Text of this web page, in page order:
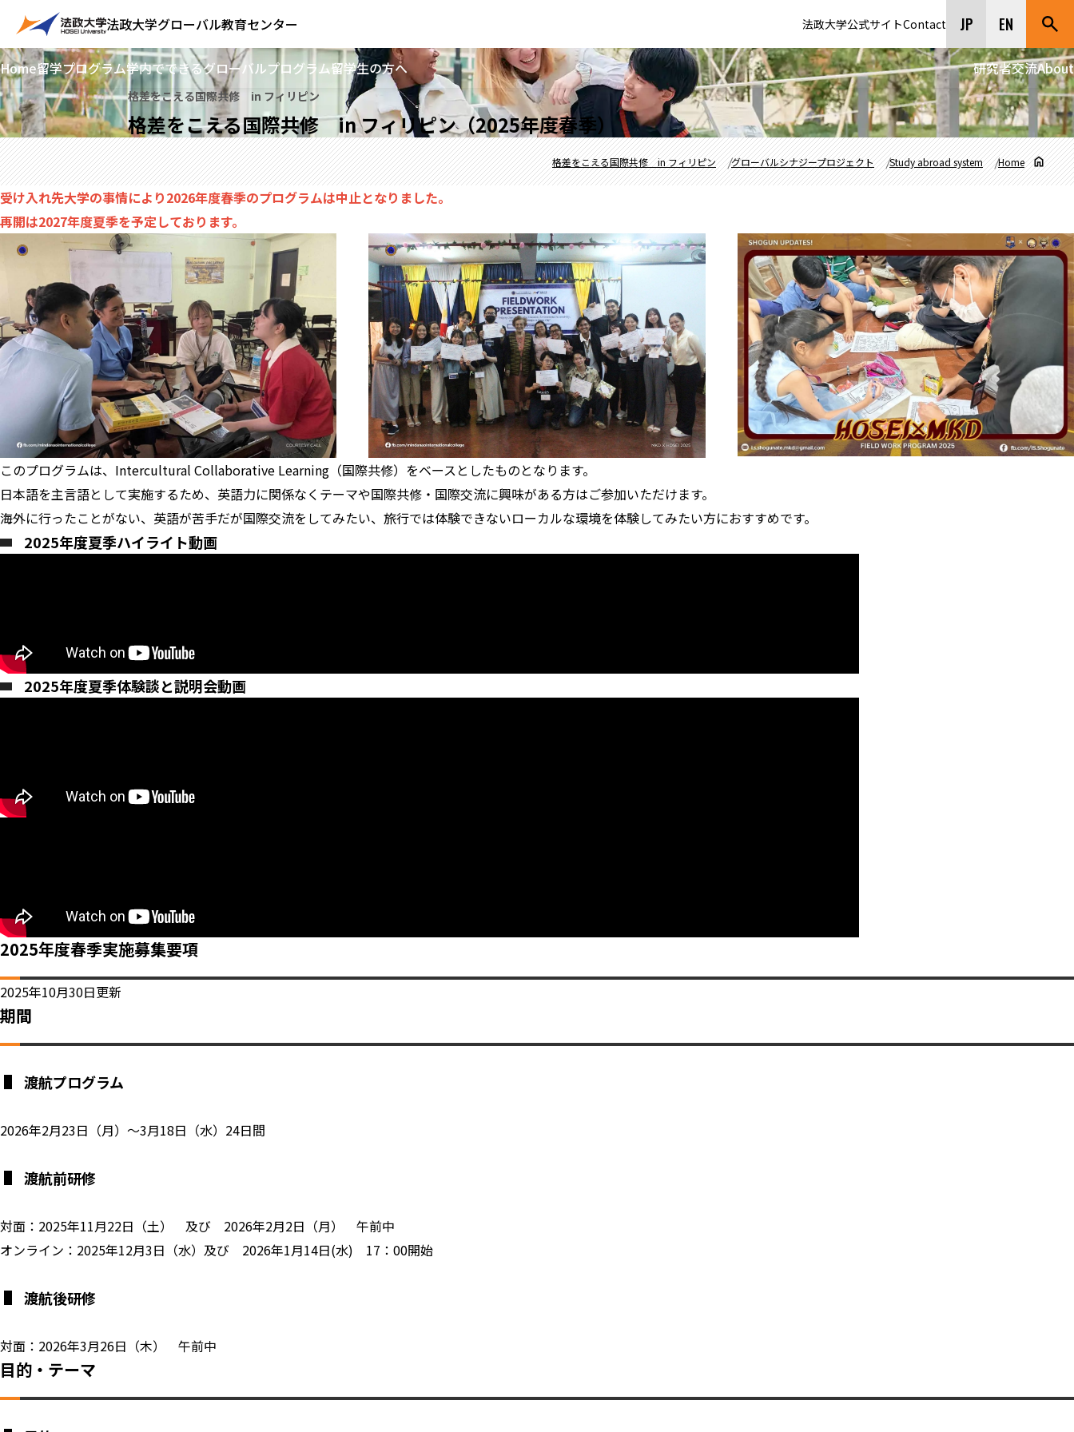
法政大学グローバル教育センター 法政大学公式サイトContact JP EN
Home留学プログラム学内でできるグローバルプログラム留学生の方へ 研究者交流About
格差をこえる国際共修 in フィリピン
格差をこえる国際共修 in フィリピン（2025年度春季）
Home
Study abroad system
グローバルシナジープロジェクト
格差をこえる国際共修 in フィリピン
受け入れ先大学の事情により2026年度春季のプログラムは中止となりました。
再開は2027年度夏季を予定しております。
このプログラムは、Intercultural Collaborative Learning（国際共修）をベースとしたものとなります。
日本語を主言語として実施するため、英語力に関係なくテーマや国際共修・国際交流に興味がある方はご参加いただけます。
海外に行ったことがない、英語が苦手だが国際交流をしてみたい、旅行では体験できないローカルな環境を体験してみたい方におすすめです。
2025年度夏季ハイライト動画
2025年度夏季体験談と説明会動画
2025年度春季実施募集要項
2025年10月30日更新
期間
渡航プログラム
2026年2月23日（月）～3月18日（水）24日間
渡航前研修
対面：2025年11月22日（土） 及び 2026年2月2日（月） 午前中
オンライン：2025年12月3日（水）及び 2026年1月14日(水) 17：00開始
渡航後研修
対面：2026年3月26日（木） 午前中
目的・テーマ